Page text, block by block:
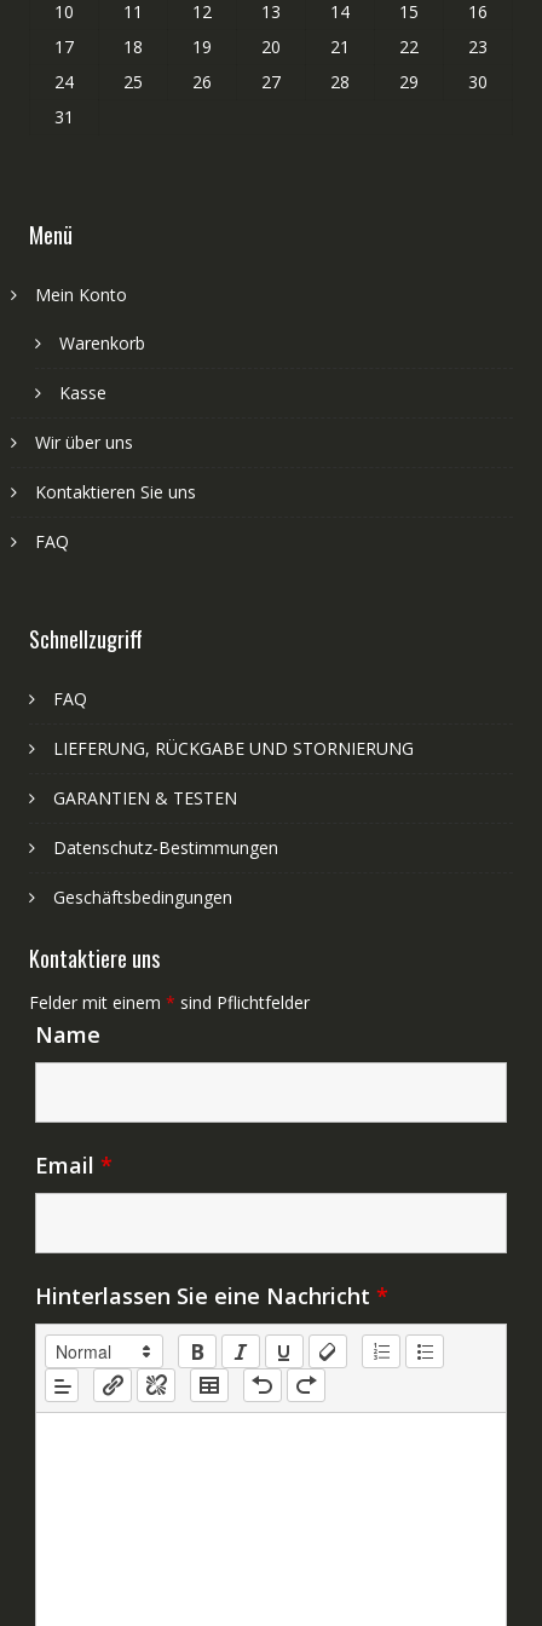
10
11 12 13 14 15
16
17
18 19 20 21 22
23
24
25 26 27 28 29
30
31
Menü
Mein Konto
Warenkorb
Kasse
Wir über uns
Kontaktieren Sie uns
FAQ
Schnellzugriff
FAQ
LIEFERUNG, RÜCKGABE UND STORNIERUNG
GARANTIEN & TESTEN
Datenschutz-Bestimmungen
Geschäftsbedingungen
Kontaktiere uns
Felder mit einem * sind Pflichtfelder
Name
Email *
Hinterlassen Sie eine Nachricht *